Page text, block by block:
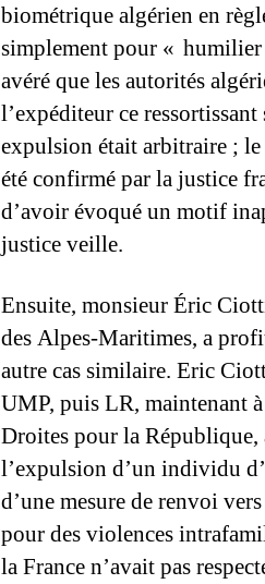
biométrique algérien en
simplement pour «
avéré que les autorités
l’expéditeur ce
expulsion était arbitraire ;
été confirmé par la justice
d’avoir évoqué un motif
justice veille.
Ensuite, monsieur Éric
des Alpes-Maritimes, a
autre cas similaire. Eric
UMP, puis LR, maintenant
Droites pour la République,
l’expulsion d’un individu
d’une mesure de renvoi
pour des violences
la France n’avait pas